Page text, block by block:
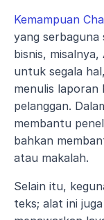
Kemampuan
yang serbaguna
bisnis,
untuk segala
menulis laporan
pelanggan.
membantu
bahkan
atau makalah.
Selain itu,
teks; alat ini